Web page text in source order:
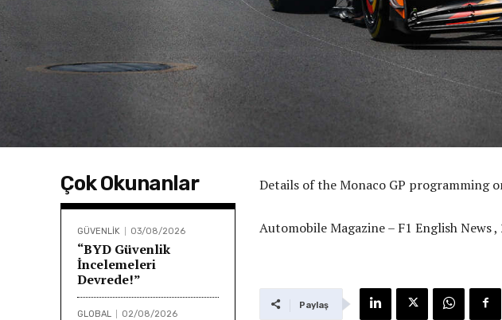
Çok Okunanlar
GÜVENLİK 03/08/2026
“BYD Güvenlik
İncelemeleri
Devrede!”
GLOBAL 02/08/2026
Details of the Monaco GP programming
Automobile Magazine – F1 English News
Paylaş